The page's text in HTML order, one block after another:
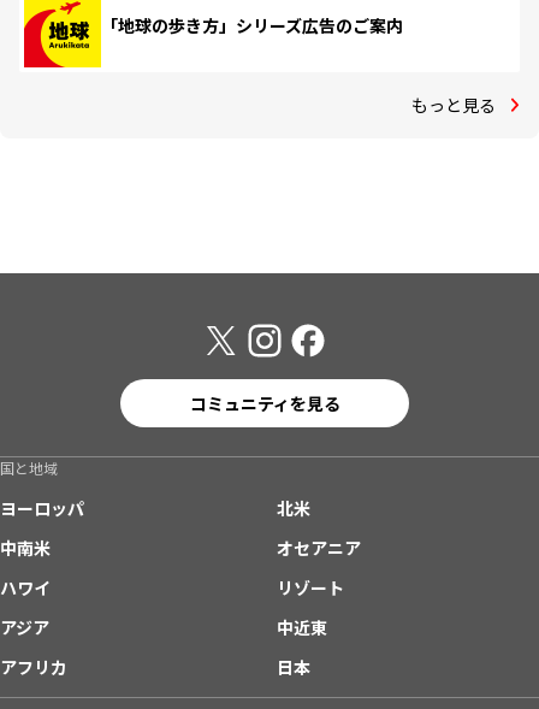
「地球の歩き方」シリーズ広告のご案内
もっと見る
コミュニティを見る
国と地域
ヨーロッパ
北米
中南米
オセアニア
ハワイ
リゾート
アジア
中近東
アフリカ
日本